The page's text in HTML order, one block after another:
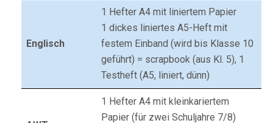
Englisch
1 Hefter A4 mit liniertem Papier
1 dickes liniertes A5-Heft mit
festem Einband (wird bis Klasse 10
geführt) = scrapbook (aus Kl. 5), 1
Testheft (A5, liniert, dünn)
1 Hefter A4 mit kleinkariertem
Papier (für zwei Schuljahre 7/8)